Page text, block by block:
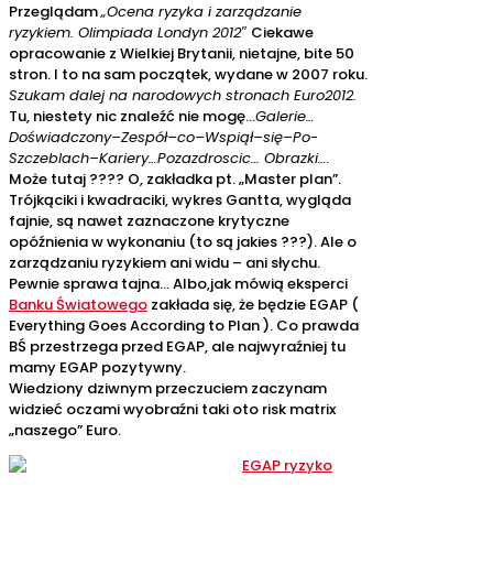
Przeglądam„Ocena ryzyka i zarządzanie
ryzykiem. Olimpiada Londyn 2012″ Ciekawe
opracowanie z Wielkiej Brytanii, nietajne, bite 50
stron. I to na sam początek, wydane w 2007 roku.
Szukam dalej na narodowych stronach Euro2012.
Tu, niestety nic znaleźć nie mogę…Galerie…
Doświadczony–Zespół–co–Wspiął–się–Po-
Szczeblach–Kariery…Pozazdroscic… Obrazki….
Może tutaj ???? O, zakładka pt. „Master plan”.
Trójkąciki i kwadraciki, wykres Gantta, wygląda
fajnie, są nawet zaznaczone krytyczne
opóźnienia w wykonaniu (to są jakies ???). Ale o
zarządzaniu ryzykiem ani widu – ani słychu.
Pewnie sprawa tajna… Albo,jak mówią eksperci
Banku Światowego zakłada się, że będzie EGAP (
Everything Goes According to Plan ). Co prawda
BŚ przestrzega przed EGAP, ale najwyraźniej tu
mamy EGAP pozytywny.
Wiedziony dziwnym przeczuciem zaczynam
widzieć oczami wyobraźni taki oto risk matrix
„naszego” Euro.